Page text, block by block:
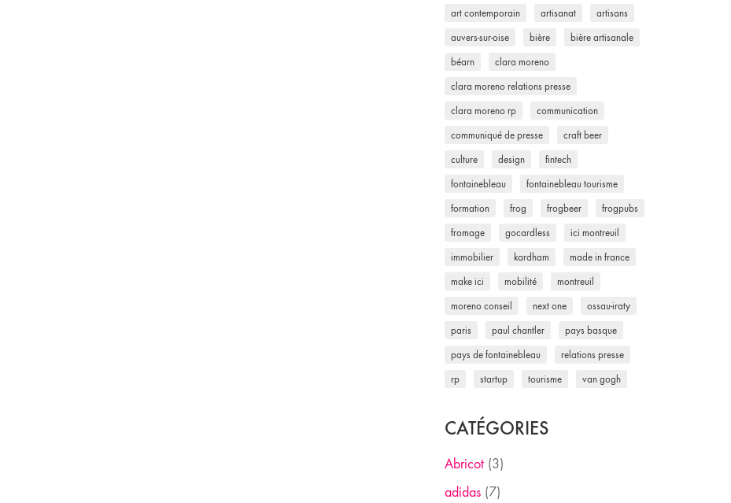
art contemporain artisanat artisans
auvers-sur-oise bière bière artisanale
béarn clara moreno
clara moreno relations presse
clara moreno rp communication
communiqué de presse craft beer
culture design fintech
fontainebleau fontainebleau tourisme
formation frog frogbeer frogpubs
fromage gocardless ici montreuil
immobilier kardham made in france
make ici mobilité montreuil
moreno conseil next one ossau-iraty
paris paul chantler pays basque
pays de fontainebleau relations presse
rp startup tourisme van gogh
CATÉGORIES
Abricot(3)
adidas(7)